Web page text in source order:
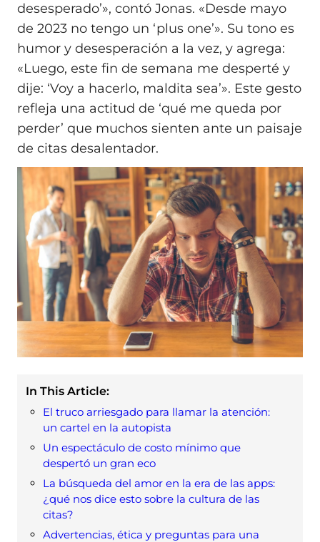
desesperado’», contó Jonas. «Desde mayo
de 2023 no tengo un ‘plus one’». Su tono es
humor y desesperación a la vez, y agrega:
«Luego, este fin de semana me desperté y
dije: ‘Voy a hacerlo, maldita sea’». Este gesto
refleja una actitud de ‘qué me queda por
perder’ que muchos sienten ante un paisaje
de citas desalentador.
In This Article:
El truco arriesgado para llamar la atención:
un cartel en la autopista
Un espectáculo de costo mínimo que
despertó un gran eco
La búsqueda del amor en la era de las apps:
¿qué nos dice esto sobre la cultura de las
citas?
Advertencias, ética y preguntas para una